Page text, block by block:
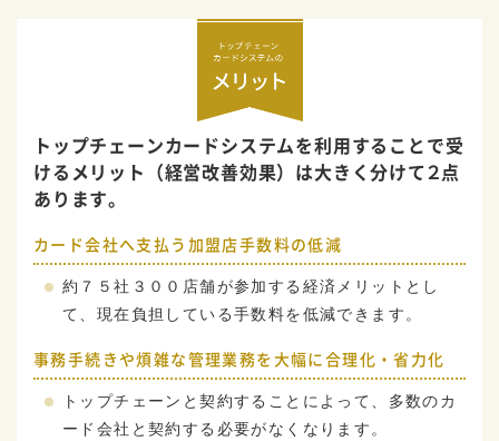
トップチェーンカードシステムを利用することで受
けるメリット（経営改善効果）は大きく分けて２点
あります。
カード会社へ支払う加盟店手数料の低減
約７５社３００店舗が参加する経済メリットとし
て、現在負担している手数料を低減できます。
事務手続きや煩雑な管理業務を大幅に合理化・省力化
トップチェーンと契約することによって、多数のカ
ード会社と契約する必要がなくなります。